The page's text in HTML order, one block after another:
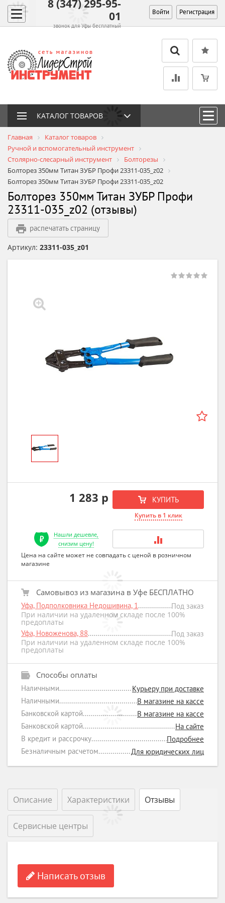
8 (347) 295-95-
01
звонок для Уфы бесплатный
Войти Регистрация
КАТАЛОГ ТОВАРОВ
Главная
Каталог товаров
Ручной и вспомогательный инструмент
Столярно-слесарный инструмент
Болторезы
Болторез 350мм Титан ЗУБР Профи 23311-035_z02
Болторез 350мм Титан ЗУБР Профи 23311-035_z02
Болторез 350мм Титан ЗУБР Профи
23311-035_z02 (отзывы)
распечатать страницу
Артикул: 23311-035_z01
1 283 р КУПИТЬ
Купить в 1 клик
Нашли дешевле,
снизим цену!
Цена на сайте может не совпадать с ценой в розничном
магазине
Самовывоз из магазина в Уфе БЕСПЛАТНО
Уфа, Подполковника Недошивина, 1
Под заказ
При наличии на удаленном складе после 100%
предоплаты
Уфа, Новоженова, 88
Под заказ
При наличии на удаленном складе после 100%
предоплаты
Способы оплаты
Наличными
Курьеру при доставке
Наличными
В магазине на кассе
Банковской картой
В магазине на кассе
Банковской картой
На сайте
В кредит и рассрочку
Подробнее
Безналичным расчетом
Для юридических лиц
Описание Характеристики Отзывы
Сервисные центры
Написать отзыв